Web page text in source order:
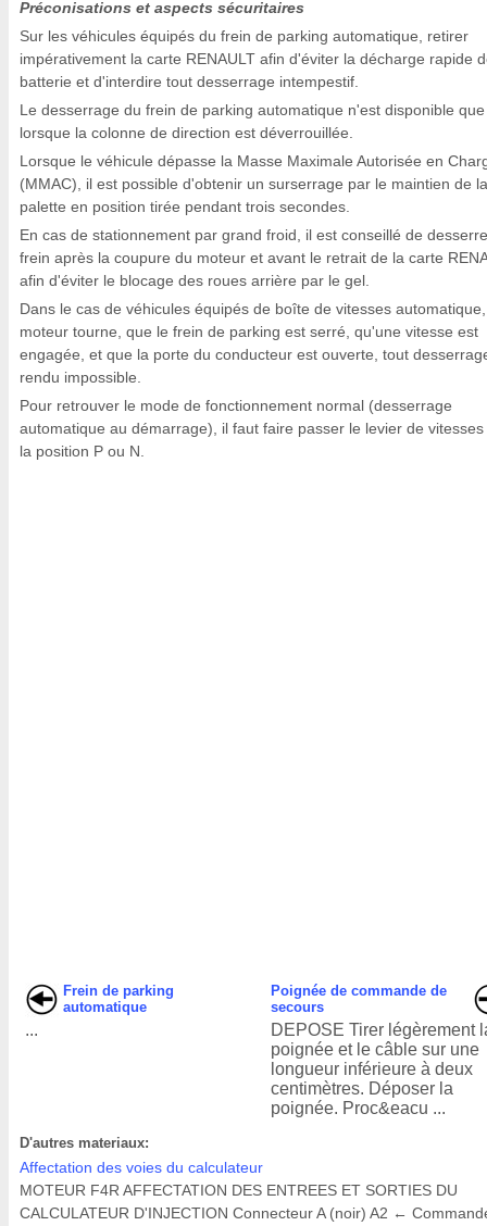
Préconisations et aspects sécuritaires
Sur les véhicules équipés du frein de parking automatique, retirer
impérativement la carte RENAULT afin d'éviter la décharge rapide
batterie et d'interdire tout desserrage intempestif.
Le desserrage du frein de parking automatique n'est disponible que
lorsque la colonne de direction est déverrouillée.
Lorsque le véhicule dépasse la Masse Maximale Autorisée en
(MMAC), il est possible d'obtenir un surserrage par le maintien de la
palette en position tirée pendant trois secondes.
En cas de stationnement par grand froid, il est conseillé de
frein après la coupure du moteur et avant le retrait de la carte
afin d'éviter le blocage des roues arrière par le gel.
Dans le cas de véhicules équipés de boîte de vitesses
moteur tourne, que le frein de parking est serré, qu'une vitesse est
engagée, et que la porte du conducteur est ouverte, tout
rendu impossible.
Pour retrouver le mode de fonctionnement normal (desserrage
automatique au démarrage), il faut faire passer le levier de
la position P ou N.
Frein de parking
automatique
...
Poignée de commande de
secours
DEPOSE Tirer légèrement
poignée et le câble sur une
longueur inférieure à deux
centimètres. Déposer la
poignée. Proc&eacu ...
D'autres materiaux:
Affectation des voies du calculateur
MOTEUR F4R AFFECTATION DES ENTREES ET SORTIES DU
CALCULATEUR D'INJECTION Connecteur A (noir) A2 ←